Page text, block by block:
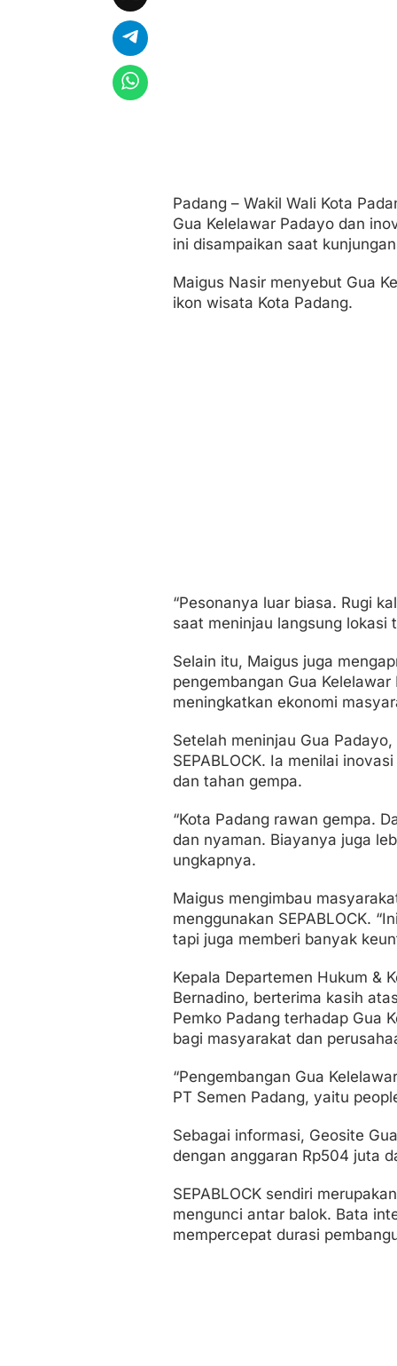
P
A
B
C
K
Padang – Wakil Wali Kota
Gua Kelelawar Padayo dan
ini disampaikan saat
Maigus Nasir menyebut Gua
ikon wisata Kota Padang.
“Pesonanya luar biasa. Rugi
saat meninjau langsung lokasi
Selain itu, Maigus juga
pengembangan Gua
meningkatkan ekonomi
Setelah meninjau Gua
SEPABLOCK. Ia menilai
dan tahan gempa.
“Kota Padang rawan gempa.
dan nyaman. Biayanya juga
ungkapnya.
Maigus mengimbau
menggunakan SEPABLOCK.
tapi juga memberi banyak
Kepala Departemen Hukum &
Bernadino, berterima kasih
Pemko Padang terhadap Gua
bagi masyarakat dan
“Pengembangan Gua
PT Semen Padang, yaitu
Sebagai informasi, Geosite
dengan anggaran Rp504 juta
SEPABLOCK sendiri
mengunci antar balok. Bata
mempercepat durasi